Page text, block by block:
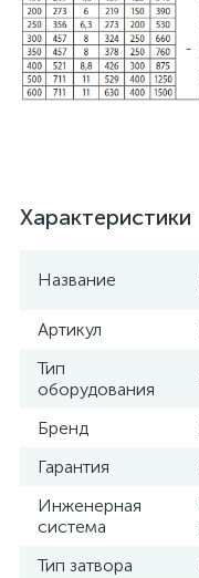
Характеристики
Название
Артикул
Тип
оборудования
Бренд
Гарантия
Инженерная
система
Тип затвора